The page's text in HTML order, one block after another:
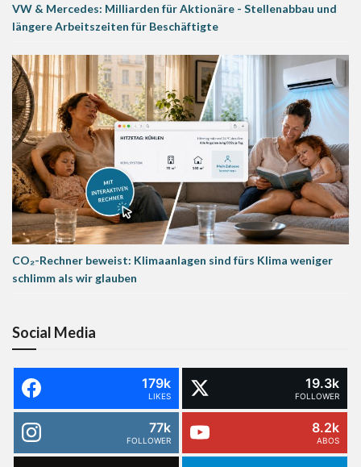
VW & Mercedes: Milliarden für Aktionäre - Stellenabbau und
längere Arbeitszeiten für Beschäftigte
CO₂-Rechner beweist: Klimaanlagen sind fürs Klima weniger
schlimm als wir glauben
Social Media
179k
LIKES
19.3k
FOLLOWER
77k
FOLLOWER
8.2k
ABOS